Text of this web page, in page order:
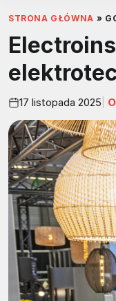
STRONA GŁÓWNA »
17 listopada 2025